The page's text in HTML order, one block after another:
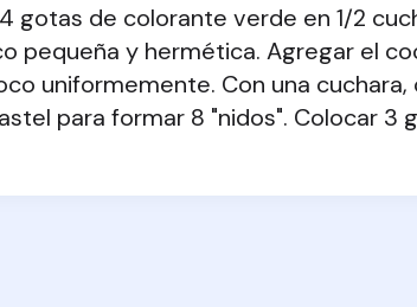
gotas de colorante verde en 1/2
pequeña y hermética. Agregar el
uniformemente. Con una
para formar 8 "nidos". Colocar 3